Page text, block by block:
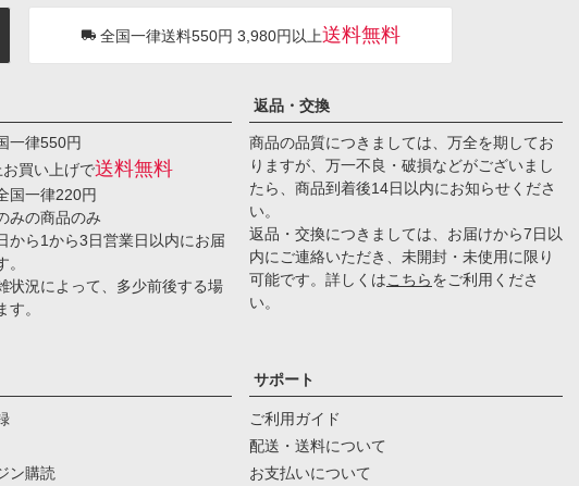
全国一律送料550円 3,980円以上送料無料
一律550円
買い上げで送料無料
国一律220円
みの商品のみ
から1から3日営業日以内にお届
状況によって、多少前後する場
す。
返品・交換
商品の品質につきましては、万全を期してお
りますが、万一不良・破損などがございまし
たら、商品到着後14日以内にお知らせくださ
い。
返品・交換につきましては、お届けから7日以
内にご連絡いただき、未開封・未使用に限り
可能です。詳しくはこちらをご利用くださ
い。
ン購読
サポート
ご利用ガイド
配送・送料について
お支払いについて